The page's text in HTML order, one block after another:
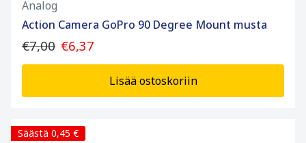
Analog
Action Camera GoPro 90 Degree Mount musta
€7,00 €6,37
Lisää ostoskoriin
Säästä 0,45 €